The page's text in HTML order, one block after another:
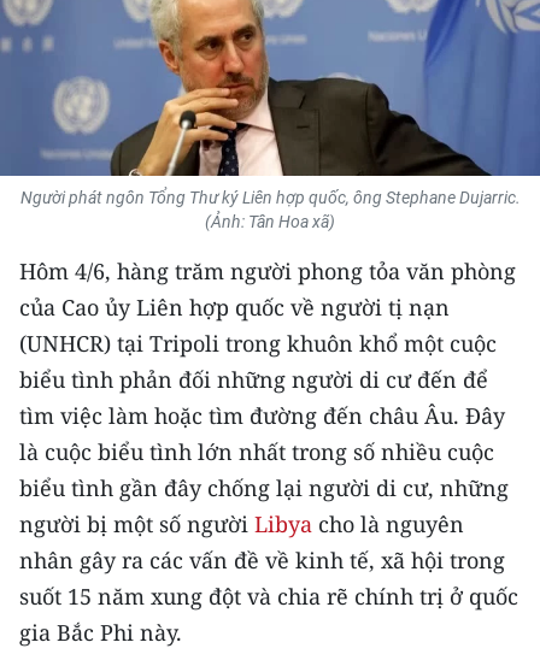
KHOA HỌC - CÔNG NGHỆ
MÔI TRƯỜNG
BẠN ĐỌC
KIỂM CHỨNG THÔNG TIN
TRI THỨC CHUYÊN SÂU
54 DÂN TỘC VIỆT NAM
CHƯƠNG TRÌNH OCOP - MỖI XÃ
MỘT SẢN PHẨM
RADIO
MEDIA CENTER
E-Magazine
Người phát ngôn Tổng Thư ký Liên hợp quốc, ông Stephane Dujarric.
(Ảnh: Tân Hoa xã)
Hôm 4/6, hàng trăm người phong tỏa văn phòng
của Cao ủy Liên hợp quốc về người tị nạn
(UNHCR) tại Tripoli trong khuôn khổ một cuộc
biểu tình phản đối những người di cư đến để
tìm việc làm hoặc tìm đường đến châu Âu. Đây
là cuộc biểu tình lớn nhất trong số nhiều cuộc
biểu tình gần đây chống lại người di cư, những
người bị một số người Libya cho là nguyên
nhân gây ra các vấn đề về kinh tế, xã hội trong
suốt 15 năm xung đột và chia rẽ chính trị ở quốc
gia Bắc Phi này.